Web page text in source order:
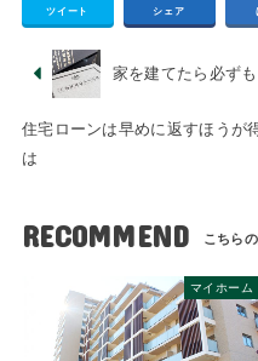
ツイート シェア
家を建てたら必ず
住宅ローンは早めに返すほうが
は
RECOMMEND
マイホーム